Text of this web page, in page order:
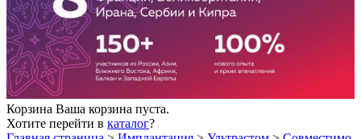
Корзина Ваша корзина пуста.
Хотите перейти в каталог?